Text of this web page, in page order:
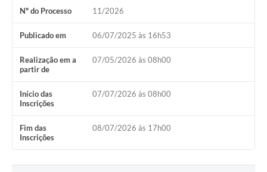
Nº do Processo 11/2026
Publicado em 06/07/2025 às 16h53
Realização em a
partir de
07/05/2026 às 08h00
Início das
Inscrições
07/07/2026 às 08h00
Fim das
Inscrições
08/07/2026 às 17h00